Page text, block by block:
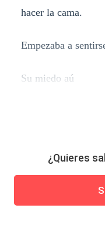
hacer la cama.
Empezaba a
Su miedo aú
¿Quieres